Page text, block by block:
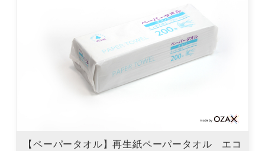
【ペーパータオル】再生紙ペーパータオル エコ